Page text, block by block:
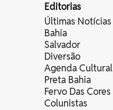
Editorias
Últimas Notícias
Bahia
Salvador
Diversão
Agenda Cultural
Preta Bahia
Fervo Das Cores
Colunistas